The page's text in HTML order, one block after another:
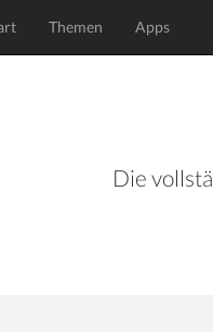
Themen Apps
Die